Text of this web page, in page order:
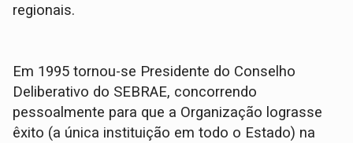
regionais.
Em 1995 tornou-se Presidente do Conselho
Deliberativo do SEBRAE, concorrendo
pessoalmente para que a Organização lograsse
êxito (a única instituição em todo o Estado) na